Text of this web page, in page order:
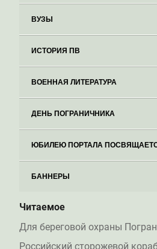
ВУЗЫ
ИСТОРИЯ ПВ
ВОЕННАЯ ЛИТЕРАТУРА
ДЕНЬ ПОГРАНИЧНИКА
ЮБИЛЕЮ ПОРТАЛА
БАННЕРЫ
Читаемое
Для береговой охраны
Российский сторожевой